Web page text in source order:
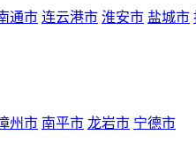
通市 连云港市 淮安市 盐城市
州市 南平市 龙岩市 宁德市